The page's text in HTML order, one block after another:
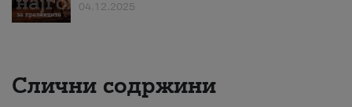
04.12.2025
Слични содржини